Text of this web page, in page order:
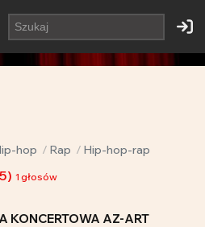
hop Rap
Hip-hop-rap
5) 1 głosów
KONCERTOWA AZ-ART